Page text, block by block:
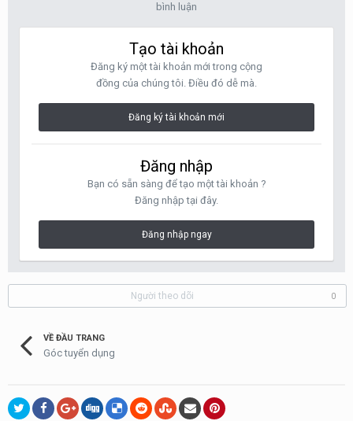
bình luận
Tạo tài khoản
Đăng ký một tài khoản mới trong cộng
đồng của chúng tôi. Điều đó dễ mà.
Đăng ký tài khoản mới
Đăng nhập
Bạn có sẵn sàng để tạo một tài khoản ?
Đăng nhập tại đây.
Đăng nhập ngay
Người theo dõi 0
VỀ ĐẦU TRANG
Góc tuyển dụng